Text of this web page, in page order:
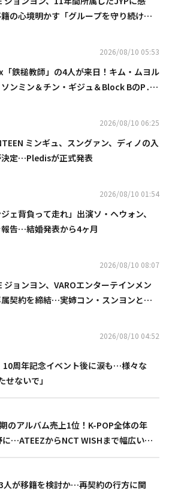
の心境明かす「グループを守り続け
2026/08/10 05:53
鉄槌教師」の4人が来日！キム・ムヨル
ンミン＆チン・ギジュ＆Block BのP․
2026/08/10 06:25
ミンギュ、スングァン、ディノの入
決定…Pledisが正式発表
2026/08/10 01:54
ジェ背負って走れ」出演ソ・ヘウォン、
告…結婚発表から4ヶ月
2026/08/10 08:07
ジョンヨン、VAROエンターテインメン
属契約を締結…実姉コン・スンヨンと同
2026/08/10 04:52
10周年記念イベント後に涙も…様々な
ないで」
のアルバム売上1位！K-POP全体の年
…ATEEZからNCT WISHまで幅広い世
人が移籍を検討か…再契約の行方に関